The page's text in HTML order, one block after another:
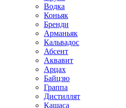
Водка
Коньяк
Бренди
Арманьяк
Кальвадос
Абсент
Аквавит
Арцах
Байцзю
Граппа
Дистиллят
Кашаса